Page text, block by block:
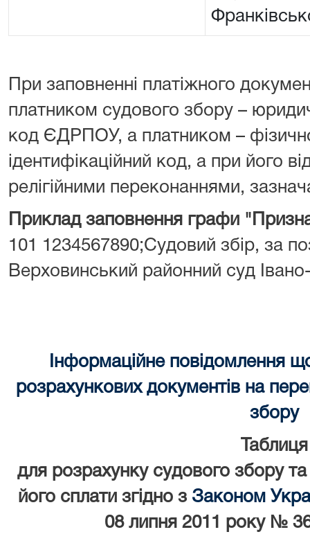
При заповненні платіжного
платником судового збору –
код ЄДРПОУ, а платником –
ідентифікаційний код, а при його
релігійними переконаннями,
Приклад заповнення графи
101 1234567890;Судовий збір, за
Верховинський районний суд
Інформаційне повідомлення
розрахункових документів на
збору
Таблиця
для розрахунку судового збору
його сплати згідно з Законом
08 липня 2011 року №